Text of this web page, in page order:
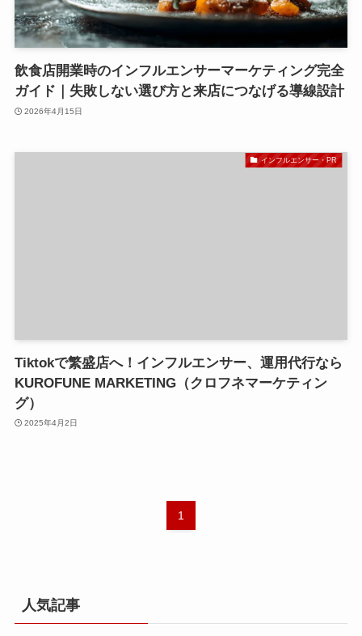
飲食店開業時のインフルエンサーマーケティング完全
ガイド｜失敗しない選び方と来店につなげる導線設計
2026年4月15日
インフルエンサー・PR
Tiktokで繁盛店へ！インフルエンサー、運用代行なら
KUROFUNE MARKETING（クロフネマーケティン
グ）
2025年4月2日
1
人気記事